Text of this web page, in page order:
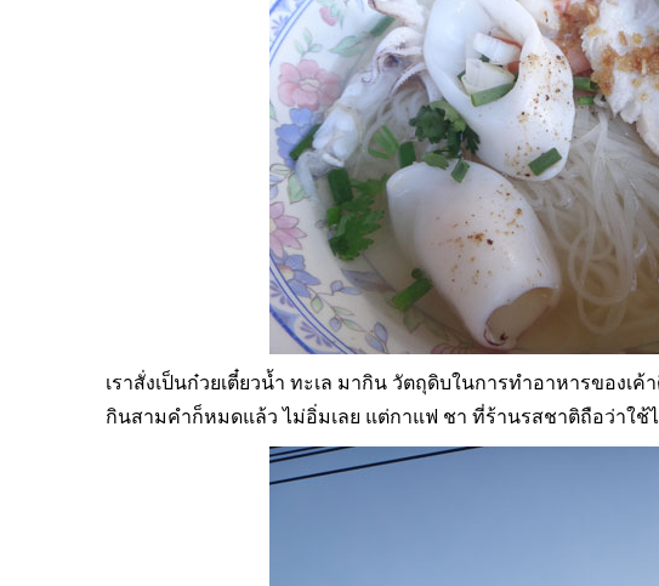
เราสั่งเป็นก๋วยเตี๋ยวน้ำ ทะเล มากิน วัตถุดิบในการทำอาหารของ
กินสามคำก็หมดแล้ว ไม่อิ่มเลย แต่กาแฟ ชา ที่ร้านรสชาติถือว่าใช้ไ